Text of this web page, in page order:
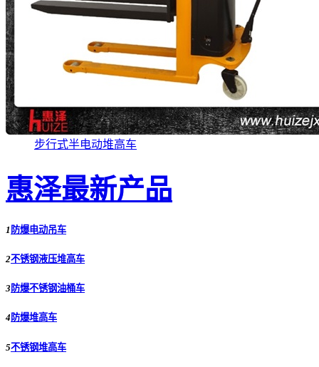
步行式半电动堆高车
惠泽最新产品
1 防爆电动吊车
2不锈钢液压堆高车
3 防爆不锈钢油桶车
4 防爆堆高车
5不锈钢堆高车